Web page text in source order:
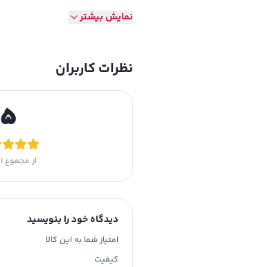
نمایش بیشتر
نظرات کاربران
5
از مجموع 1
دیدگاه خود را بنویسید
امتیاز شما به این کالا
کیفیت